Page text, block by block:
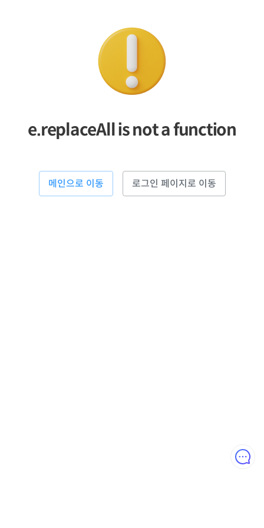
e.replaceAll is not a function
메인으로 이동 로그인 페이지로 이동